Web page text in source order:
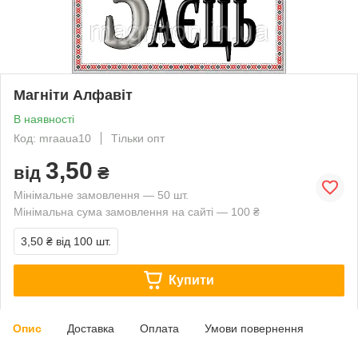
Магніти Алфавіт
В наявності
Код: mraaua10
Тільки опт
від 3,50 ₴
Мінімальне замовлення — 50 шт.
Мінімальна сума замовлення на сайті — 100 ₴
3,50 ₴ від 100 шт.
Купити
Опис Доставка Оплата Умови повернення